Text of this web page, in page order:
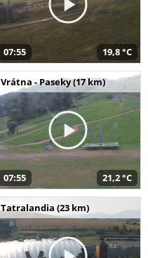
07:55 19,8 °C
Vrátna - Paseky (17 km)
07:55 21,2 °C
Tatralandia (23 km)